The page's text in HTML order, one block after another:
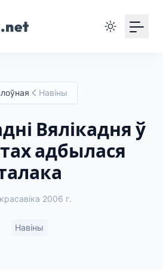
Навіны
Вялікадня ў
адбылася
2006 г.
Навіны